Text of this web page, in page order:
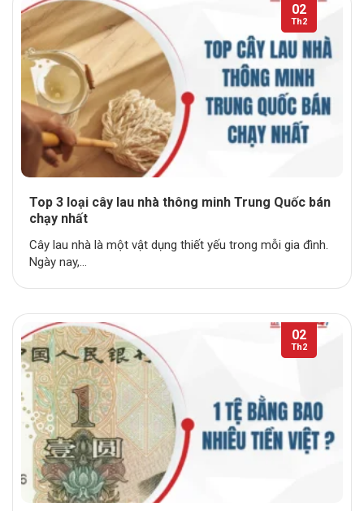
Top 3 loại cây lau nhà thông minh Trung Quốc bán
chạy nhất
Cây lau nhà là một vật dụng thiết yếu trong mỗi gia đình.
Ngày nay,...
02
Th2
02
Th2